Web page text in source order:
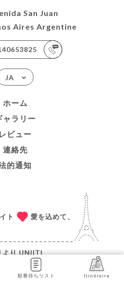
San Juan
Aires Argentine
JA
ホーム
ャラリー
レビュー
連絡先
的通知
- LO DEL FRANCÉS CAFÉ
RIGHTS RESERVED
ト 愛を込めて、
よりUNIITI
順番待ちリスト Itinéraire